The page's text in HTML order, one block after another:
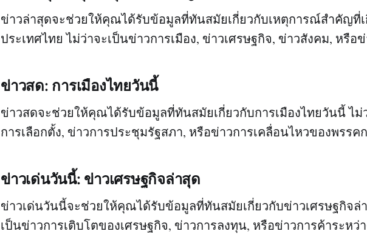
ข่าวล่าสุดจะช่วยให้คุณได้รับข้อมูลที่ทันสมัยเกี่ยวกับเหตุการณ์สำคัญที่
ประเทศไทย ไม่ว่าจะเป็นข่าวการเมือง, ข่าวเศรษฐกิจ, ข่าวสังคม, หรือ
ข่าวสด: การเมืองไทยวันนี้
ข่าวสดจะช่วยให้คุณได้รับข้อมูลที่ทันสมัยเกี่ยวกับการเมืองไทยวันนี้ ไม่
การเลือกตั้ง, ข่าวการประชุมรัฐสภา, หรือข่าวการเคลื่อนไหวของพรรค
ข่าวเด่นวันนี้: ข่าวเศรษฐกิจล่าสุด
ข่าวเด่นวันนี้จะช่วยให้คุณได้รับข้อมูลที่ทันสมัยเกี่ยวกับข่าวเศรษฐกิจล่
เป็นข่าวการเติบโตของเศรษฐกิจ, ข่าวการลงทุน, หรือข่าวการค้าระหว่